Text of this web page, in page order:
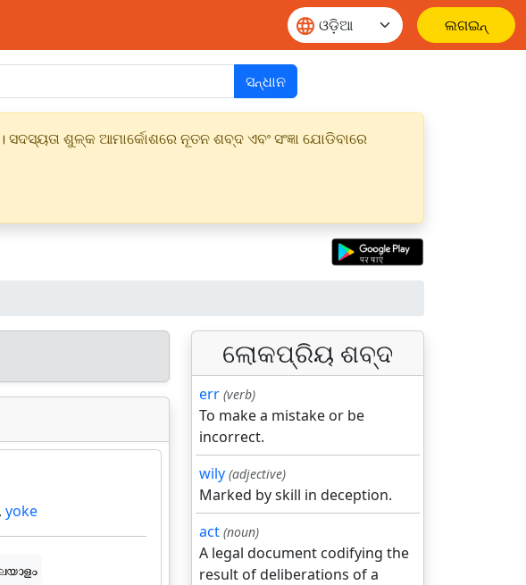
ଲଗଇନ୍
ସନ୍ଧାନ
ଶୁଳ୍କ ଆମାର୍କୋଶରେ ନୂତନ ଶବ୍ଦ ଏବଂ ସଂଜ୍ଞା ଯୋଡିବାରେ
, yoke
ଲୋକପ୍ରିୟ ଶବ୍ଦ
err (verb)
To make a mistake or be
incorrect.
wily (adjective)
Marked by skill in deception.
act (noun)
A legal document codifying the
result of deliberations of a